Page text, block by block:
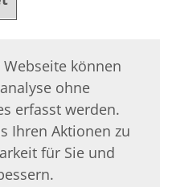
können
ohne
erfasst werden.
Ihren Aktionen zu
für Sie und